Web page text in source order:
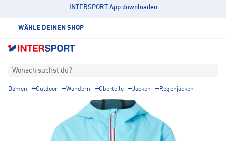
INTERSPORT App downloaden
WÄHLE DEINEN SHOP
Wonach suchst du?
Damen Outdoor Wandern Oberteile Jacken Regenjacken